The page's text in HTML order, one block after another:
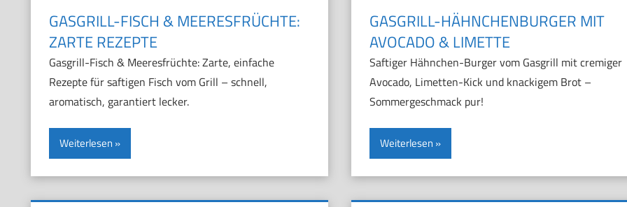
GASGRILL-FISCH & MEERESFRÜCHTE:
ZARTE REZEPTE
Gasgrill-Fisch & Meeresfrüchte: Zarte, einfache
Rezepte für saftigen Fisch vom Grill – schnell,
aromatisch, garantiert lecker.
Weiterlesen
GASGRILL-HÄHNCHENBURGER MIT
AVOCADO & LIMETTE
Saftiger Hähnchen-Burger vom Gasgrill mit cremiger
Avocado, Limetten-Kick und knackigem Brot –
Sommergeschmack pur!
Weiterlesen